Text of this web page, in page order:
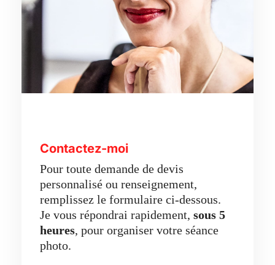
Contactez-moi
Pour toute demande de devis
personnalisé ou renseignement,
remplissez le formulaire ci-dessous.
Je vous répondrai rapidement, sous 5
heures, pour organiser votre séance
photo.